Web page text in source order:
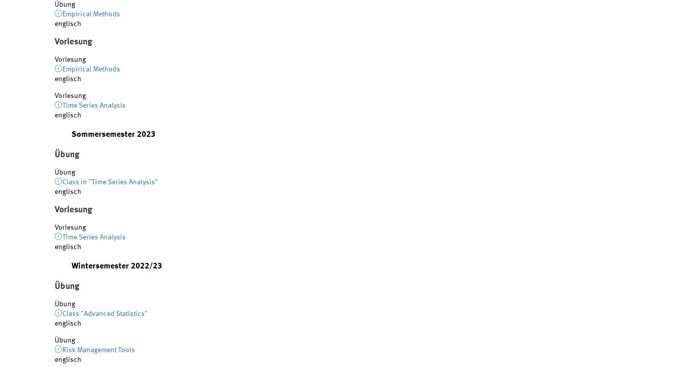
Übung
Empirical Methods
englisch
Vorlesung
Vorlesung
Empirical Methods
englisch
Vorlesung
TIme Series Analysis
englisch
Sommersemester 2023
Übung
Übung
Class in "Time Series Analysis"
englisch
Vorlesung
Vorlesung
TIme Series Analysis
englisch
Wintersemester 2022/23
Übung
Übung
Class "Advanced Statistics"
englisch
Übung
Risk Management Tools
englisch